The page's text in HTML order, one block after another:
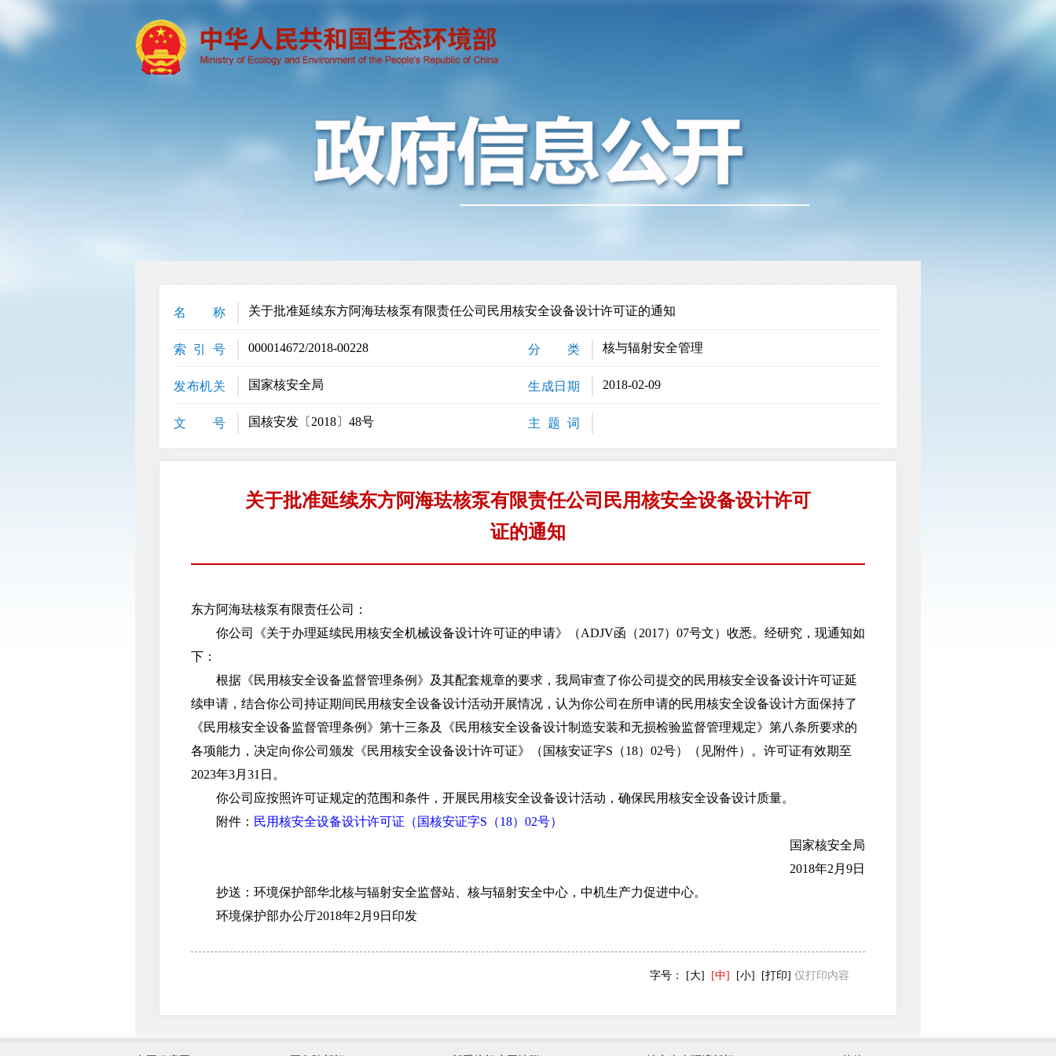
名 称 关于批准延续东方阿海珐核泵有限责任公司民用核安全设备设计许可证的通知
索 引 号 000014672/2018-00228 分 类 核与辐射安全管理
发布机关 国家核安全局 生成日期 2018-02-09
文 号 国核安发〔2018〕48号 主 题 词
关于批准延续东方阿海珐核泵有限责任公司民用核安全设备设计许可
证的通知
东方阿海珐核泵有限责任公司：
你公司《关于办理延续民用核安全机械设备设计许可证的申请》（ADJV函（2017）07号文）收悉。经研究，现通知如
下：
根据《民用核安全设备监督管理条例》及其配套规章的要求，我局审查了你公司提交的民用核安全设备设计许可证延
续申请，结合你公司持证期间民用核安全设备设计活动开展情况，认为你公司在所申请的民用核安全设备设计方面保持了
《民用核安全设备监督管理条例》第十三条及《民用核安全设备设计制造安装和无损检验监督管理规定》第八条所要求的
各项能力，决定向你公司颁发《民用核安全设备设计许可证》（国核安证字S（18）02号）（见附件）。许可证有效期至
2023年3月31日。
你公司应按照许可证规定的范围和条件，开展民用核安全设备设计活动，确保民用核安全设备设计质量。
附件： 民用核安全设备设计许可证（国核安证字S（18）02号）
国家核安全局
2018年2月9日
抄送：环境保护部华北核与辐射安全监督站、核与辐射安全中心，中机生产力促进中心。
环境保护部办公厅2018年2月9日印发
字号： [大] [中] [小] [打印] 仅打印内容
外交部 国防部 国家发展和改革委员会